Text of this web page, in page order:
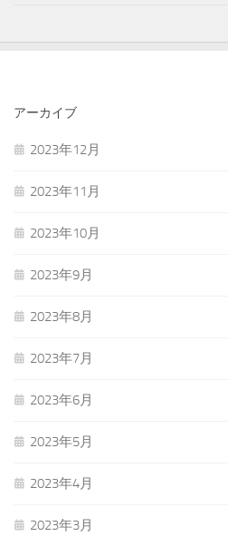
アーカイブ
2023年12月
2023年11月
2023年10月
2023年9月
2023年8月
2023年7月
2023年6月
2023年5月
2023年4月
2023年3月